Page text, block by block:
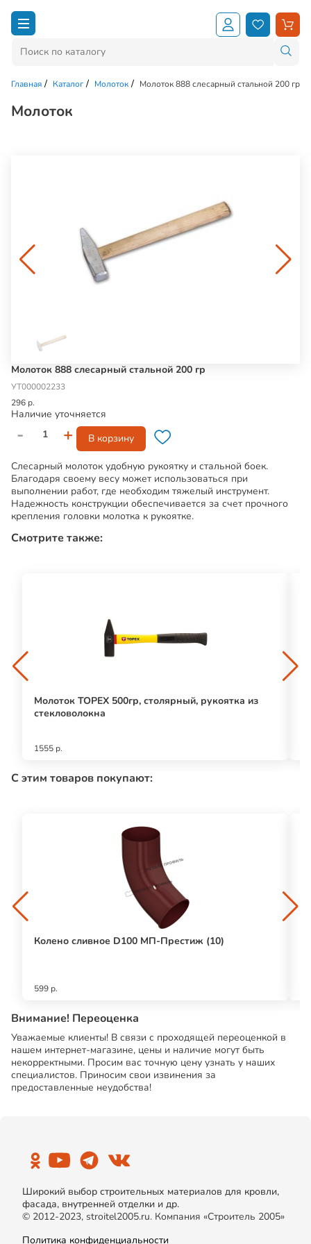
Главная Каталог Молоток Молоток 888 слесарный стальной 200 гр
Молоток
Молоток 888 слесарный стальной 200 гр
УТ000002233
296 р.
Наличие уточняется
- + В корзину
Слесарный молоток удобную рукоятку и стальной боек.
Благодаря своему весу может использоваться при
выполнении работ, где необходим тяжелый инструмент.
Надежность конструкции обеспечивается за счет прочного
крепления головки молотка к рукоятке.
Смотрите также:
Молоток TOPEX 500гр, столярный, рукоятка из
стекловолокна
1555 р.
С этим товаров покупают:
Колено сливное D100 МП-Престиж (10)
599 р.
Внимание! Переоценка
Уважаемые клиенты! В связи с проходящей переоценкой в
нашем интернет-магазине, цены и наличие могут быть
некорректными. Просим вас точную цену узнать у наших
специалистов. Приносим свои извинения за
предоставленные неудобства!
Широкий выбор строительных материалов для кровли,
фасада, внутренней отделки и др.
© 2012-2023, stroitel2005.ru. Компания «Строитель 2005»
Политика конфиденциальности